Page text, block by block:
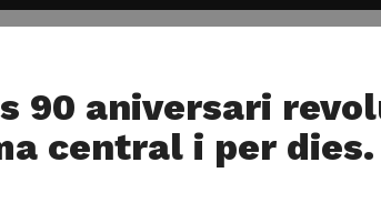
90 aniversari
central i per